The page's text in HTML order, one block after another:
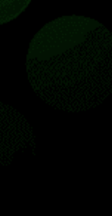
Latina. Podremos ver una lista
desarrollada, con vídeos o
de los juegos disponibles de
en Xbox Series, Xbox One y